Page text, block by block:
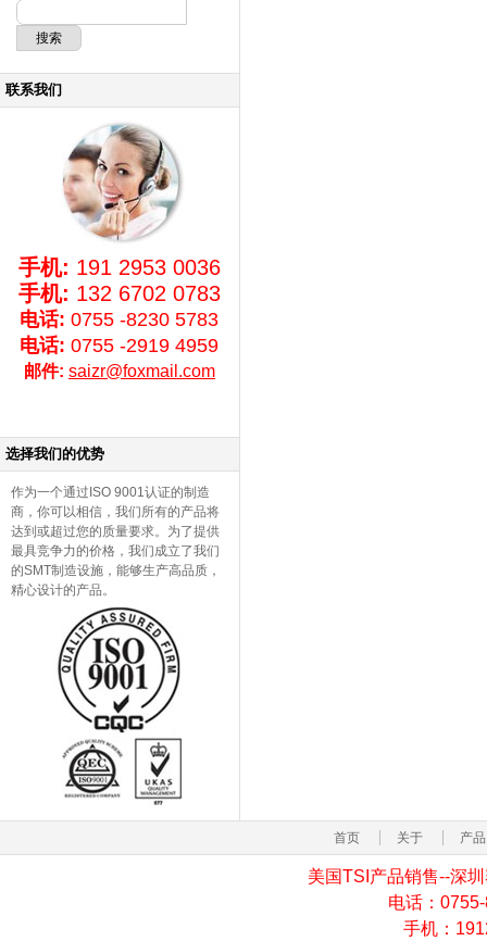
联系我们
手机: 191 2953 0036
手机: 132 6702 0783
电话:0755 -8230 5783
电话:0755 -2919 4959
邮件: saizr@foxmail.com
选择我们的优势
作为一个通过ISO 9001认证的制造
商，你可以相信，我们所有的产品将
达到或超过您的质量要求。为了提供
最具竞争力的价格，我们成立了我们
的SMT制造设施，能够生产高品质，
精心设计的产品。
首页 关于 产品
美国TSI产品销售--深
电话：
手机：